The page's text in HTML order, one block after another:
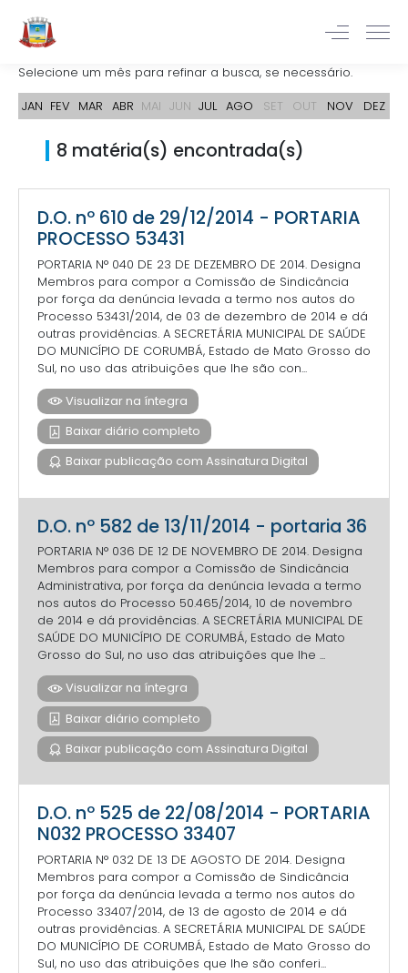
Selecione um mês para refinar a busca, se necessário.
JAN FEV MAR ABR MAI JUN JUL AGO SET OUT NOV DEZ
8 matéria(s) encontrada(s)
D.O. nº 610 de 29/12/2014 - PORTARIA
PROCESSO 53431
PORTARIA N° 040 DE 23 DE DEZEMBRO DE 2014. Designa
Membros para compor a Comissão de Sindicância
por força da denúncia levada a termo nos autos do
Processo 53431/2014, de 03 de dezembro de 2014 e dá
outras providências. A SECRETÁRIA MUNICIPAL DE SAÚDE
DO MUNICÍPIO DE CORUMBÁ, Estado de Mato Grosso do
Sul, no uso das atribuições que lhe são con...
Visualizar na íntegra
Baixar diário completo
Baixar publicação com Assinatura Digital
D.O. nº 582 de 13/11/2014 - portaria 36
PORTARIA N° 036 DE 12 DE NOVEMBRO DE 2014. Designa
Membros para compor a Comissão de Sindicância
Administrativa, por força da denúncia levada a termo
nos autos do Processo 50.465/2014, 10 de novembro
de 2014 e dá providências. A SECRETÁRIA MUNICIPAL DE
SAÚDE DO MUNICÍPIO DE CORUMBÁ, Estado de Mato
Grosso do Sul, no uso das atribuições que lhe ...
Visualizar na íntegra
Baixar diário completo
Baixar publicação com Assinatura Digital
D.O. nº 525 de 22/08/2014 - PORTARIA
N032 PROCESSO 33407
PORTARIA N° 032 DE 13 DE AGOSTO DE 2014. Designa
Membros para compor a Comissão de Sindicância
por força da denúncia levada a termo nos autos do
Processo 33407/2014, de 13 de agosto de 2014 e dá
outras providências. A SECRETÁRIA MUNICIPAL DE SAÚDE
DO MUNICÍPIO DE CORUMBÁ, Estado de Mato Grosso do
Sul, no uso das atribuições que lhe são conferi...